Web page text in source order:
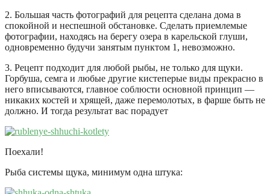
2. Большая часть фотографий для рецепта сделана дома в
спокойной и неспешной обстановке. Сделать приемлемые
фотографии, находясь на берегу озера в карельской глуши,
одновременно будучи занятым пунктом 1, невозможно.
3. Рецепт подходит для любой рыбы, не только для щуки.
Горбуша, семга и любые другие кистеперые виды прекрасно в
него вписываются, главное соблюсти основной принцип —
никаких костей и хрящей, даже перемолотых, в фарше быть не
должно. И тогда результат вас порадует
Поехали!
Рыба системы щука, минимум одна штука: